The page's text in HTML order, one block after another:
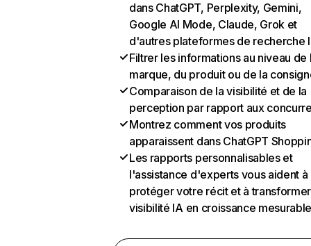
dans ChatGPT, Perplexity, Gemini,
Google AI Mode, Claude, Grok et
d'autres plateformes de recherche
Filtrer les informations au niveau de
marque, du produit ou de la
Comparaison de la visibilité et de la
perception par rapport aux
Montrez comment vos produits
apparaissent dans ChatGPT
Les rapports personnalisables et
l'assistance d'experts vous aident à
protéger votre récit et à
visibilité IA en croissance